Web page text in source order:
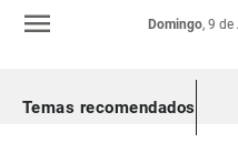
Colombia
Domingo, 9
menu
Temas recomendados